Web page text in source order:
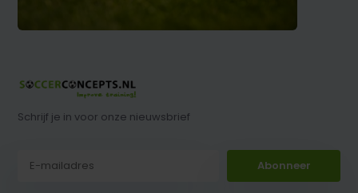
Schrijf je in voor onze nieuwsbrief
Abonneer